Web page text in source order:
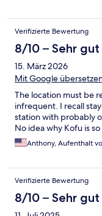
Verifizierte Bewertung
8/10 – Sehr gut
15. März 2026
Mit Google
The location must be
infrequent. I recall
station with probably
No idea why Kofu is so
Anthony, Aufenthalt
Verifizierte Bewertung
8/10 – Sehr gut